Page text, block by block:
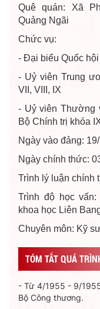
Quê quán: Xã
Quảng Ngãi
Chức vụ:
- Đại biểu Quốc hội
- Uỷ viên Trung
VII, VIII, IX
- Uỷ viên Thường
Bộ Chính trị khóa
Ngày vào đảng:
Ngày chính thức:
Trình lý luận chính
Trình độ học
khoa học Liên
Chuyên môn: Kỹ
TÓM TẮT QUÁ
- Từ 4/1955 - 9/
Bộ Công thương.